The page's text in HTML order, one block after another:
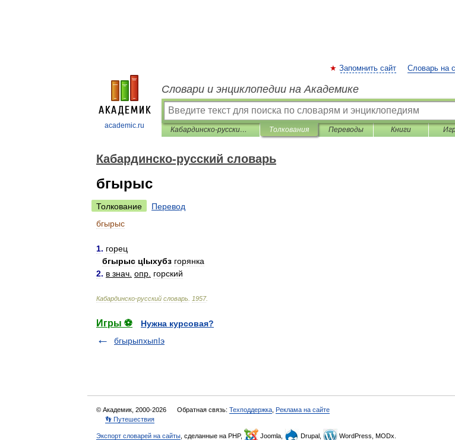
academic.ru
Запомнить сайт Словарь на
Словари и энциклопедии на Академике
Кабардинско-русский словарь Толкования Переводы Книги
Кабардинско-русский словарь
бгырыс
Толкование
Перевод
бгырыс
1. горец
бгырыс цIыхубз горянка
2. в знач опр горский
Кабардинско-русский словарь 1957.
Игры ⚽
Нужна курсовая?
бгырыпхыпIэ
© Академик, 2000-2026 Обратная связь: Техподдержка Реклама на сайте
👣 Путешествия
Экспорт словарей на сайты , сделанные на PHP, Joomla, Drupal, WordPress, MODx.